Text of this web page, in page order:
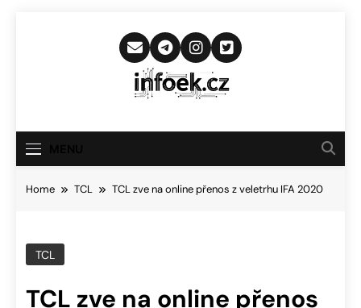
Infoek.cz
Novinkám
Home TCL TCL zve na online přenos z veletrhu IFA 2020
TCL
TCL zve na online přenos